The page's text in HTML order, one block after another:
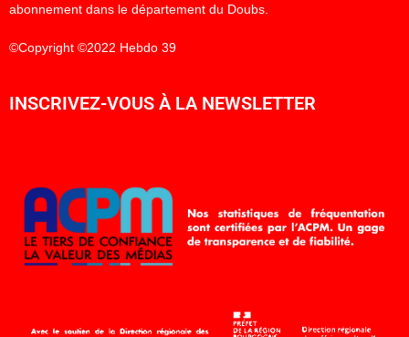
abonnement dans le département du Doubs.
©Copyright ©2022 Hebdo 39
INSCRIVEZ-VOUS À LA NEWSLETTER